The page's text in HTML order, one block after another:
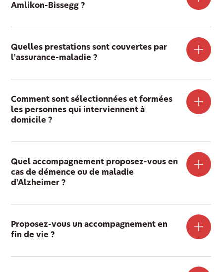
Amlikon-Bissegg ?
Quelles prestations sont couvertes par
l'assurance-maladie ?
Comment sont sélectionnées et formées
les personnes qui interviennent à
domicile ?
Quel accompagnement proposez-vous en
cas de démence ou de maladie
d'Alzheimer ?
Proposez-vous un accompagnement en
fin de vie ?